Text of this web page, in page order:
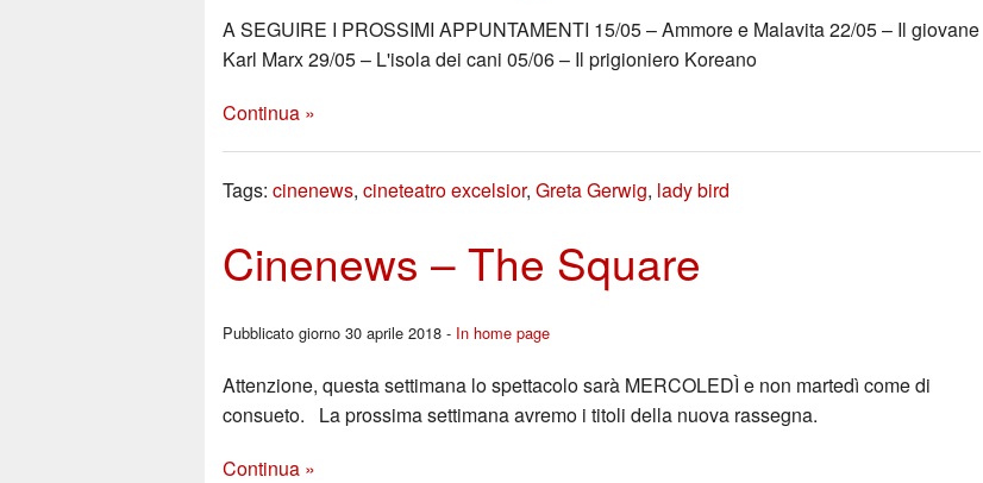
A SEGUIRE I PROSSIMI APPUNTAMENTI 15/05 – Ammore e Malavita 22/05 – Il giovane
Karl Marx 29/05 – L'isola dei cani 05/06 – Il prigioniero Koreano
Continua »
Tags: cinenews, cineteatro excelsior, Greta Gerwig, lady bird
Cinenews – The Square
Pubblicato giorno 30 aprile 2018 - In home page
Attenzione, questa settimana lo spettacolo sarà MERCOLEDÌ e non martedì come di
consueto. La prossima settimana avremo i titoli della nuova rassegna.
Continua »